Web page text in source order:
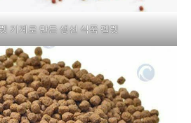
기계로 만든 생선 식품 펠렛